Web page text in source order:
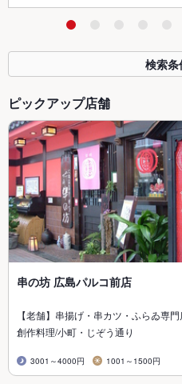
検索
ピックアップ店舗
串の坊 広島パルコ前店
【老舗】串揚げ・串カツ・ふらゐ専
創作料理/小町・じぞう通り
3001～4000円 1001～1500円